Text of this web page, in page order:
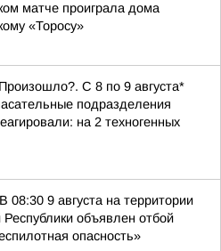
матче проиграла дома
«Торосу»
С 8 по 9 августа*
подразделения
на 2 техногенных
08:30 9 августа на территории
Республики объявлен отбой
опасность»